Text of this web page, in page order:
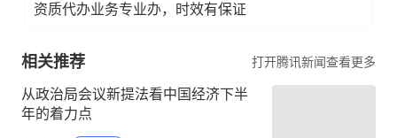
资质代办业务专业办，时效有保证
相关推荐 打开腾讯新闻查看更多
从政治局会议新提法看中国经济下半
年的着力点